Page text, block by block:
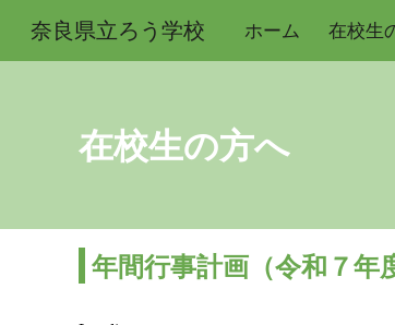
奈良県立ろう学校 ホーム 在校生
在校生の方へ
年間行事計画（令和７年